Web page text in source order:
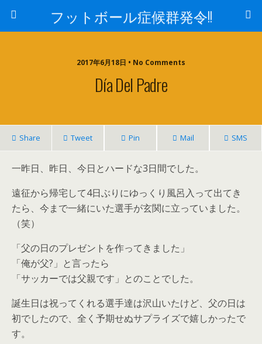
フットボール症候群発令!!
2017年6月18日 • No Comments
Día Del Padre
Share Tweet Pin Mail SMS
一昨日、昨日、今日とハードな3日間でした。
遠征から帰宅して4日ぶりにゆっくり風呂入って出てき
たら、今まで一緒にいた選手が玄関に立っていました。
（笑）
「父の日のプレゼントを作ってきました」
「俺が父?」と言ったら
「サッカーでは父親です」とのことでした。
誕生日は祝ってくれる選手達は沢山いたけど、父の日は
初でしたので、全く予期せぬサプライズで嬉しかったで
す。